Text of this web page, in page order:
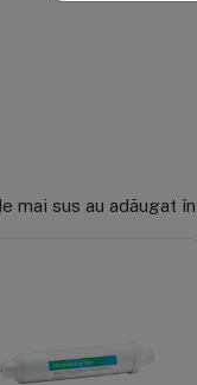
mai sus au adăugat